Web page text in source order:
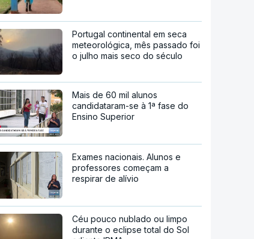
Portugal continental em seca
meteorológica, mês passado foi
o julho mais seco do século
Mais de 60 mil alunos
candidataram-se à 1ª fase do
Ensino Superior
Exames nacionais. Alunos e
professores começam a
respirar de alívio
Céu pouco nublado ou limpo
durante o eclipse total do Sol